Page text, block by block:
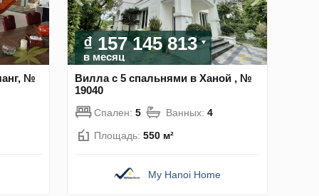
№
₫ 157 145 813
в месяц
Вилла с 5 спальнями в Ханой , №
19040
Спален: 5 Ванных: 4
Площадь: 550 м²
My Hanoi Home